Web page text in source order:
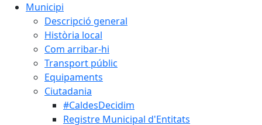
Municipi
Descripció general
Història local
Com arribar-hi
Transport públic
Equipaments
Ciutadania
#CaldesDecidim
Registre Municipal d'Entitats